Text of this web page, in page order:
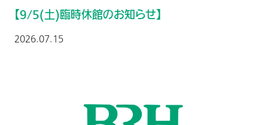
【9/5(土)臨時休館のお知らせ】
2026.07.15